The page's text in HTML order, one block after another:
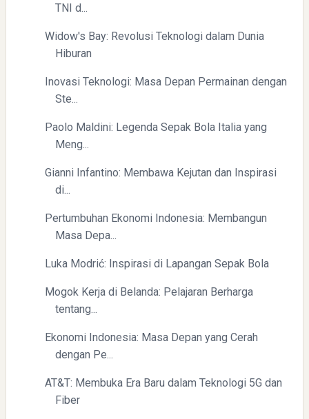
TNI d...
Widow's Bay: Revolusi Teknologi dalam Dunia
Hiburan
Inovasi Teknologi: Masa Depan Permainan dengan
Ste...
Paolo Maldini: Legenda Sepak Bola Italia yang
Meng...
Gianni Infantino: Membawa Kejutan dan Inspirasi
di...
Pertumbuhan Ekonomi Indonesia: Membangun
Masa Depa...
Luka Modrić: Inspirasi di Lapangan Sepak Bola
Mogok Kerja di Belanda: Pelajaran Berharga
tentang...
Ekonomi Indonesia: Masa Depan yang Cerah
dengan Pe...
AT&T: Membuka Era Baru dalam Teknologi 5G dan
Fiber